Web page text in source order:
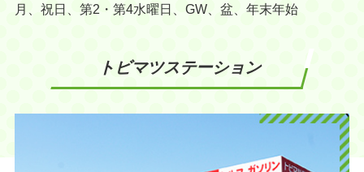
月、祝日、第2・第4水曜日、GW、盆、年末年始
トビマツステーション